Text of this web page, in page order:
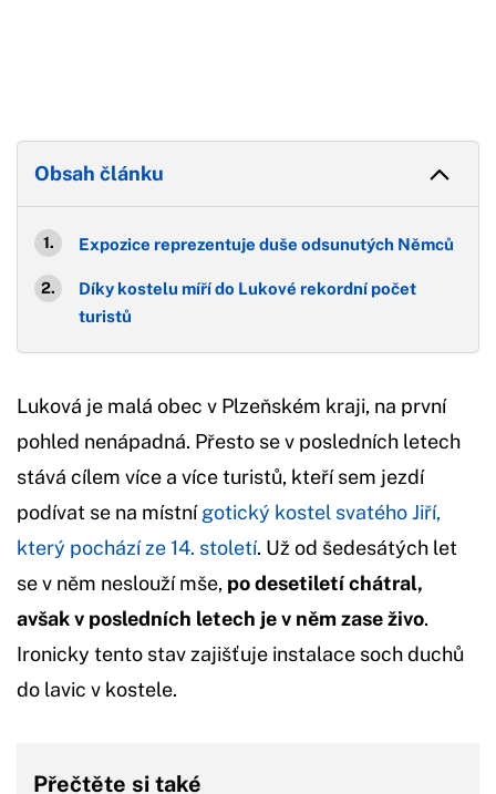
Obsah článku
Expozice reprezentuje duše odsunutých Němců
Díky kostelu míří do Lukové rekordní počet
turistů
Luková je malá obec v Plzeňském kraji, na první
pohled nenápadná. Přesto se v posledních letech
stává cílem více a více turistů, kteří sem jezdí
podívat se na místnígotický kostel svatého Jiří,
který pochází ze 14. století. Už od šedesátých let
se v něm neslouží mše, po desetiletí chátral,
avšak v posledních letech je v něm zase živo.
Ironicky tento stav zajišťuje instalace soch duchů
do lavic v kostele.
Přečtěte si také